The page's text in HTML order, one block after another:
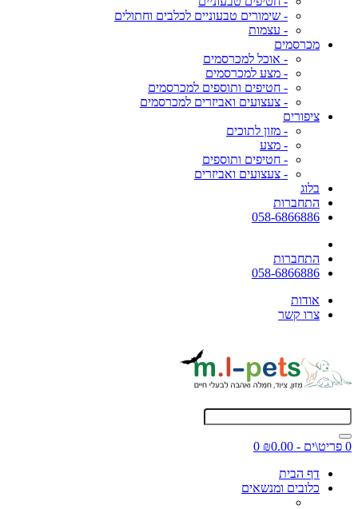
- שימורים טבעוניים לכלבים וחתולים
- עצמות
מכרסמים
- אוכל למכרסמים
- מצע למכרסמים
- חטיפים ותוספים למכרסמים
- צעצועים ואביזרים למכרסמים
ציפורים
- מזון לתוכים
- מצע
- חטיפים ותוספים
- צעצועים ואביזרים
בלוג
התחברות
058-6866886
התחברות
058-6866886
אודות
צרו קשר
0 פריט\ים - ₪0.00
0
דף הבית
כלובים ומנשאים